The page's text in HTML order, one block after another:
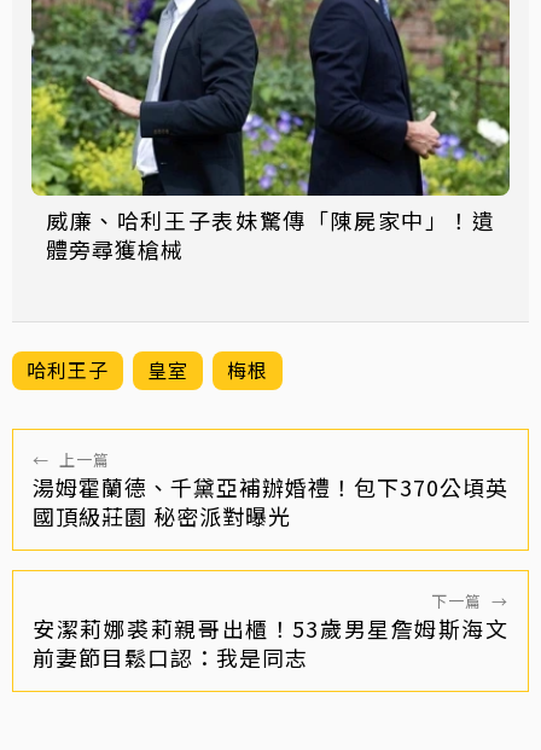
威廉、哈利王子表妹驚傳「陳屍家中」！遺
體旁尋獲槍械
哈利王子 皇室 梅根
← 上一篇
湯姆霍蘭德、千黛亞補辦婚禮！包下370公頃英
國頂級莊園 秘密派對曝光
下一篇 →
安潔莉娜裘莉親哥出櫃！53歲男星詹姆斯海文
前妻節目鬆口認：我是同志